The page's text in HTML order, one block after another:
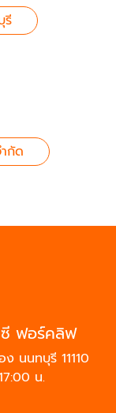
รี
กัด
ซี ฟอร์คลิฟ
นนทบุรี 11110
น.